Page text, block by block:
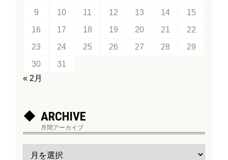
9
10 11 12 13 14
15
16
17 18 19 20 21
22
23
24 25 26 27 28
29
30
31
« 2月
ARCHIVE
月間アーカイブ